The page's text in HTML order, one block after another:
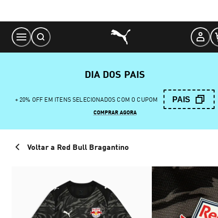
Content
DIA DOS PAIS
+ 20% OFF EM ITENS SELECIONADOS COM O CUPOM PAIS
COMPRAR AGORA
Voltar a Red Bull Bragantino